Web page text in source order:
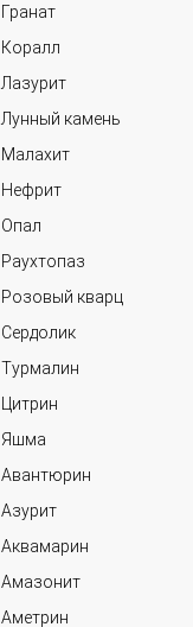
Гранат
Коралл
Лазурит
Лунный камень
Малахит
Нефрит
Опал
Раухтопаз
Розовый кварц
Сердолик
Турмалин
Цитрин
Яшма
Авантюрин
Азурит
Аквамарин
Амазонит
Аметрин